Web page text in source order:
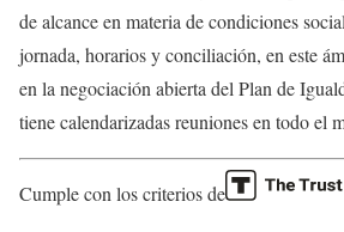
de alcance en materia de condiciones
jornada, horarios y conciliación, en este
en la negociación abierta del Plan de
tiene calendarizadas reuniones en todo el
Cumple con los criterios de